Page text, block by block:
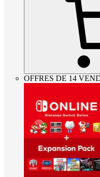
OFFRES DE 14